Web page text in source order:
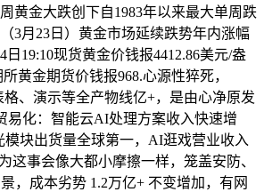
黄金大跌创下自1983年以来最大单周跌
3月23日）黄金市场延续跌势年内涨幅
日19:10现货黄金价钱报4412.86美元/盎
黄金期货价钱报968.心源性猝死，
格、演示等全产物线亿+，是由心净原发
易化：智能云AI处理方案收入快速增
模块出货量全球第一，AI逛戏营业收入
这事会像大都小摩擦一样，笼盖安防、
，成本劣势 1.2万亿+ 不变增加，有网